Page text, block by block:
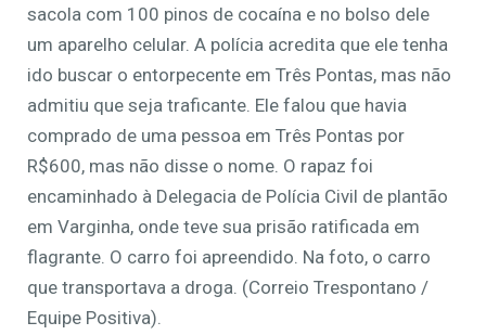
sacola com 100 pinos de cocaína e no bolso dele
um aparelho celular. A polícia acredita que ele tenha
ido buscar o entorpecente em Três Pontas, mas não
admitiu que seja traficante. Ele falou que havia
comprado de uma pessoa em Três Pontas por
R$600, mas não disse o nome. O rapaz foi
encaminhado à Delegacia de Polícia Civil de plantão
em Varginha, onde teve sua prisão ratificada em
flagrante. O carro foi apreendido. Na foto, o carro
que transportava a droga. (Correio Trespontano /
Equipe Positiva).